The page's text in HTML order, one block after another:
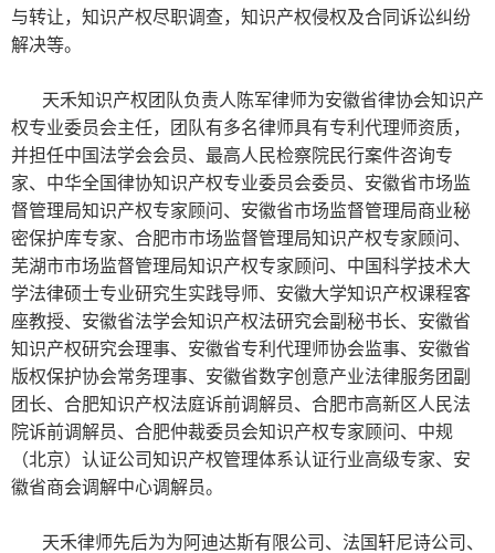
与转让，知识产权尽职调查，知识产权侵权及合同诉讼纠纷
解决等。
天禾知识产权团队负责人陈军律师为安徽省律协会知识产
权专业委员会主任，团队有多名律师具有专利代理师资质，
并担任中国法学会会员、最高人民检察院民行案件咨询专
家、中华全国律协知识产权专业委员会委员、安徽省市场监
督管理局知识产权专家顾问、安徽省市场监督管理局商业秘
密保护库专家、合肥市市场监督管理局知识产权专家顾问、
芜湖市市场监督管理局知识产权专家顾问、中国科学技术大
学法律硕士专业研究生实践导师、安徽大学知识产权课程客
座教授、安徽省法学会知识产权法研究会副秘书长、安徽省
知识产权研究会理事、安徽省专利代理师协会监事、安徽省
版权保护协会常务理事、安徽省数字创意产业法律服务团副
团长、合肥知识产权法庭诉前调解员、合肥市高新区人民法
院诉前调解员、合肥仲裁委员会知识产权专家顾问、中规
（北京）认证公司知识产权管理体系认证行业高级专家、安
徽省商会调解中心调解员。
天禾律师先后为为阿迪达斯有限公司、法国轩尼诗公司、